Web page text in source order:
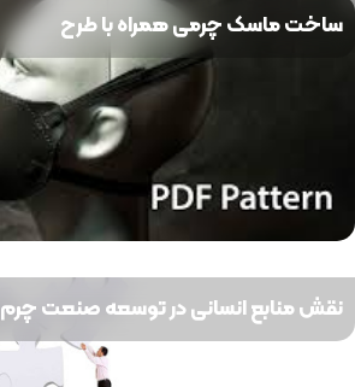
ساخت ماسک چرمی همراه با طرح
نقش منابع انسانی در توسعه صنعت چرم